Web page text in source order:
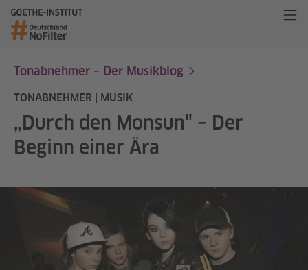
Tonabnehmer – Der Musikblog
TONABNEHMER | MUSIK
„Durch den Monsun" – Der
Beginn einer Ära